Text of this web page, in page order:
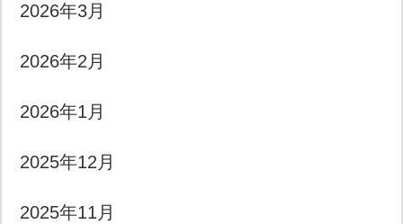
2026年3月
2026年2月
2026年1月
2025年12月
2025年11月